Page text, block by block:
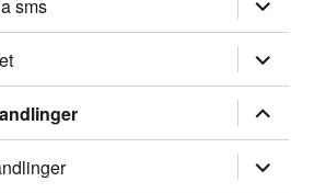
sms
udvid
udvid
udvid